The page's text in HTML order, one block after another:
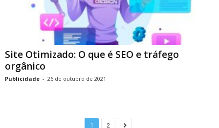
Site Otimizado: O que é SEO e tráfego
orgânico
Publicidade - 26 de outubro de 2021
1 2